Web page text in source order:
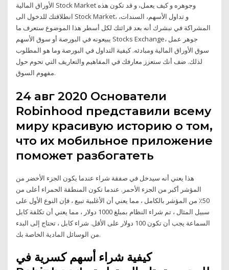
الأوراق المالية Stock Market وجوهره و كيف يعمل، و قد تكون هذه
انطلاقتك للدخول الى Stock Market، و تداول الأسهم، السندات،
المشراكة في نبشرك أنه بعد قرائتك لكل أسطر هذا الموضوع ستعرف ما
يبيعونه في البورصة أو سوق الأسهم Stocks Exchange، جوهر عمل
سوق الأوراق المالية ومبادئه. كيفية التداول في البورصة وما هو المطلوب
لذلك. ضف أنك ستعزز معارفك في المفاهيم والتعاريف التي تحوم حول
مفهوم السوق.
24 авг 2020 Основатели
Robinhood представили всему
миру красивую историю о том,
что их мобильное приложение
поможет разбогатеть
هذا يعني أنه سيدخل في صفقة شراء عندما يكون الجزء الأخضر من
المؤشر أكبر من الجزء الأحمر. عندما تكون المنطقة الحمراء أعلى من
50٪ من المؤشر بالكامل ، مما يعني أن الأغلبية تبيع ، فإن النوع الأول على
سبيل المثال ، تم شراء النظام بمبلغ 1000 دولار ، مما يعني أن تكلفة كابل
السماعة يجب أن تكون 100 دولار على الأقل. شراء كابل ، تحتاج إلى البدء
من الوسائل المادية الخاصة بك.
كيفية شراء أسهم كسرية في